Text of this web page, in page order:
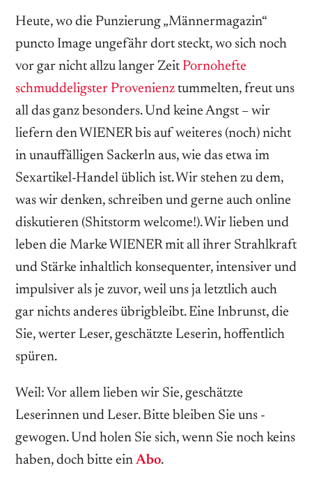
Heute, wo die Punzierung „Männermagazin“
puncto Image ungefähr dort steckt, wo sich noch
vor gar nicht allzu langer Zeit Pornohefte
schmuddeligster Provenienz tummelten, freut uns
all das ganz besonders. Und keine Angst – wir
liefern den WIENER bis auf weiteres (noch) nicht
in unauffälligen Sackerln aus, wie das etwa im
Sexartikel-Handel üblich ist. Wir stehen zu dem,
was wir denken, schreiben und gerne auch online
diskutieren (Shitstorm welcome!). Wir lieben und
leben die Marke WIENER mit all ihrer Strahlkraft
und Stärke inhaltlich konsequenter, intensiver und
impulsiver als je zuvor, weil uns ja letztlich auch
gar nichts anderes übrigbleibt. Eine Inbrunst, die
Sie, werter Leser, geschätzte Leserin, hoffentlich
spüren.
Weil: Vor allem lieben wir Sie, geschätzte
Leserinnen und Leser. Bitte bleiben Sie uns ­
gewogen. Und holen Sie sich, wenn Sie noch keins
haben, doch bitte ein Abo.